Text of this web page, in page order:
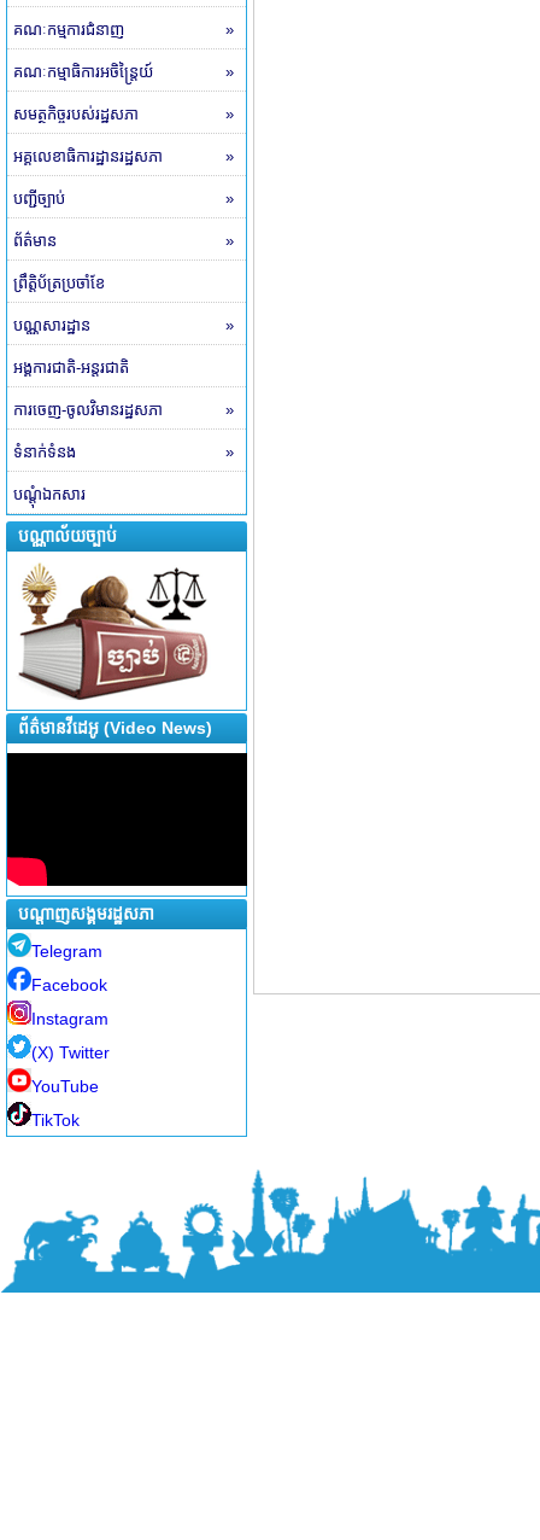
គណៈកម្មការជំនាញ »
គណៈកម្មាធិការអចិន្ត្រៃយ៍ »
សមត្ថកិច្ចរបស់រដ្ឋសភា »
អគ្គលេខាធិការដ្ឋានរដ្ឋសភា »
បញ្ជីច្បាប់ »
ព័ត៌មាន »
ព្រឹត្តិប័ត្រប្រចាំខែ
បណ្ណសារដ្ឋាន »
អង្គការជាតិ-អន្តរជាតិ
ការចេញ-ចូលវិមានរដ្ឋសភា »
ទំនាក់ទំនង »
បណ្តុំឯកសារ
បណ្ណាល័យច្បាប់
ព័ត៌មានវីដេអូ (Video News)
បណ្តាញសង្គមរដ្ឋសភា
Telegram
Facebook
Instagram
(X) Twitter
YouTube
TikTok